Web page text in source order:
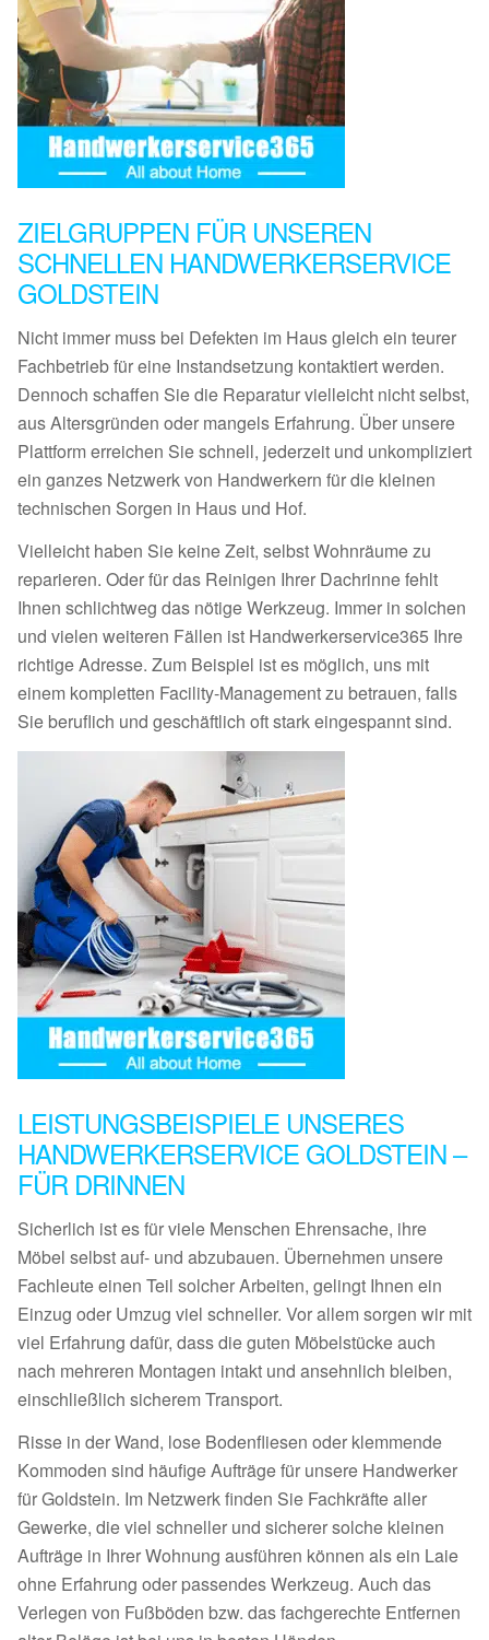
ZIELGRUPPEN FÜR UNSEREN
SCHNELLEN HANDWERKERSERVICE
GOLDSTEIN
Nicht immer muss bei Defekten im Haus gleich ein teurer
Fachbetrieb für eine Instandsetzung kontaktiert werden.
Dennoch schaffen Sie die Reparatur vielleicht nicht selbst,
aus Altersgründen oder mangels Erfahrung. Über unsere
Plattform erreichen Sie schnell, jederzeit und unkompliziert
ein ganzes Netzwerk von Handwerkern für die kleinen
technischen Sorgen in Haus und Hof.
Vielleicht haben Sie keine Zeit, selbst Wohnräume zu
reparieren. Oder für das Reinigen Ihrer Dachrinne fehlt
Ihnen schlichtweg das nötige Werkzeug. Immer in solchen
und vielen weiteren Fällen ist Handwerkerservice365 Ihre
richtige Adresse. Zum Beispiel ist es möglich, uns mit
einem kompletten Facility-Management zu betrauen, falls
Sie beruflich und geschäftlich oft stark eingespannt sind.
LEISTUNGSBEISPIELE UNSERES
HANDWERKERSERVICE GOLDSTEIN –
FÜR DRINNEN
Sicherlich ist es für viele Menschen Ehrensache, ihre
Möbel selbst auf- und abzubauen. Übernehmen unsere
Fachleute einen Teil solcher Arbeiten, gelingt Ihnen ein
Einzug oder Umzug viel schneller. Vor allem sorgen wir mit
viel Erfahrung dafür, dass die guten Möbelstücke auch
nach mehreren Montagen intakt und ansehnlich bleiben,
einschließlich sicherem Transport.
Risse in der Wand, lose Bodenfliesen oder klemmende
Kommoden sind häufige Aufträge für unsere Handwerker
für Goldstein. Im Netzwerk finden Sie Fachkräfte aller
Gewerke, die viel schneller und sicherer solche kleinen
Aufträge in Ihrer Wohnung ausführen können als ein Laie
ohne Erfahrung oder passendes Werkzeug. Auch das
Verlegen von Fußböden bzw. das fachgerechte Entfernen